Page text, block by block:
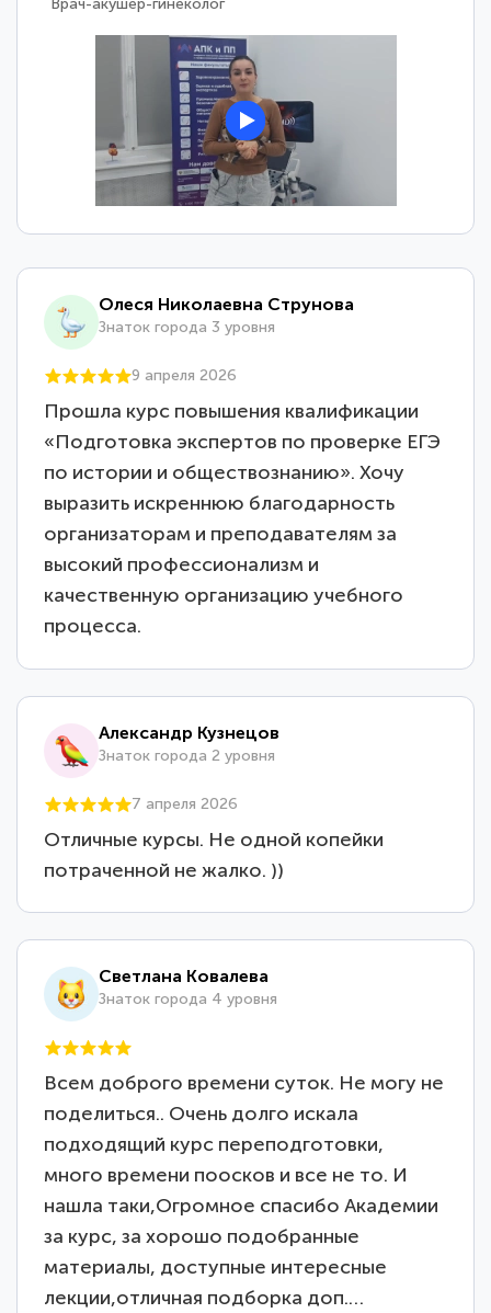
Врач-акушер-гинеколог
Олеся Николаевна Струнова
Знаток города 3 уровня
9 апреля 2026
Прошла курс повышения квалификации
«Подготовка экспертов по проверке ЕГЭ
по истории и обществознанию». Хочу
выразить искреннюю благодарность
организаторам и преподавателям за
высокий профессионализм и
качественную организацию учебного
процесса.
Александр Кузнецов
Знаток города 2 уровня
7 апреля 2026
Отличные курсы. Не одной копейки
потраченной не жалко. ))
Светлана Ковалева
Знаток города 4 уровня
Всем доброго времени суток. Не могу не
поделиться.. Очень долго искала
подходящий курс переподготовки,
много времени поосков и все не то. И
нашла таки,Огромное спасибо Академии
за курс, за хорошо подобранные
материалы, доступные интересные
лекции,отличная подборка доп.…